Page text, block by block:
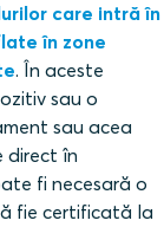
care intră în
în zone
. În aceste
sau o
sau acea
direct în
fi necesară o
fie certificată la